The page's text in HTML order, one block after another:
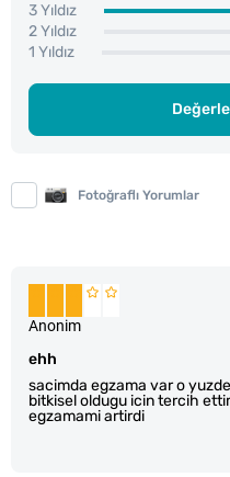
3 Yıldız
2 Yıldız
1 Yıldız
Fotoğraflı Yorumlar
ehh
sacimda egzama var o
bitkisel oldugu icin tercih
egzamami artirdi
Anonim